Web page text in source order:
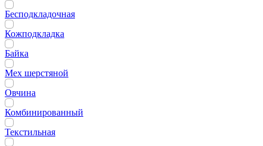
Бесподкладочная
Кожподкладка
Байка
Мех шерстяной
Овчина
Комбинированный
Текстильная